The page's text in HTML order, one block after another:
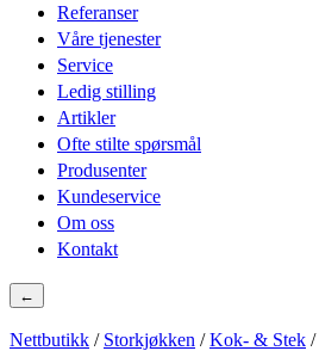
Referanser
Våre tjenester
Service
Ledig stilling
Artikler
Ofte stilte spørsmål
Produsenter
Kundeservice
Om oss
Kontakt
←
Nettbutikk / Storkjøkken /Kok- & Stek /